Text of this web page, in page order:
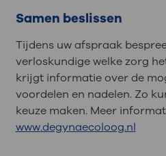
Samen beslissen
Tijdens uw afspraak
verloskundige welke zorg
krijgt informatie over de
voordelen en nadelen. Zo
keuze maken. Meer
www.degynaecoloog.nl